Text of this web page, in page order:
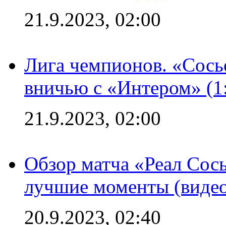
21.9.2023, 02:00
Лига чемпионов.
вничью с «Интером»
21.9.2023, 02:00
Обзор матча «Реал
лучшие моменты
20.9.2023, 02:40